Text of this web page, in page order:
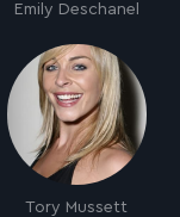
Emily Deschanel
Tory Mussett